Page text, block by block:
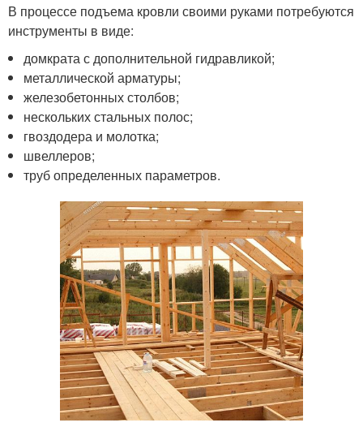
В процессе подъема кровли своими руками потребуются
инструменты в виде:
домкрата с дополнительной гидравликой;
металлической арматуры;
железобетонных столбов;
нескольких стальных полос;
гвоздодера и молотка;
швеллеров;
труб определенных параметров.